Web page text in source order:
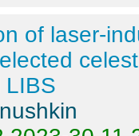
of laser-
LIBS